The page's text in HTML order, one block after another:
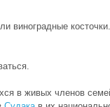
виноградные
в живых членов